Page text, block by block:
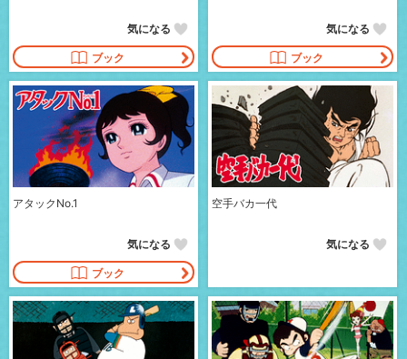
ブック
気になる
ブック
気になる
アタックNo.1
ブック
気になる
空手バカ一代
気になる